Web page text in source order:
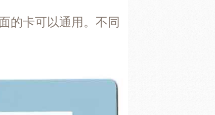
识别卡（驾驶人信息卡） - 顺
4分钟前
识别卡（驾驶人信息卡） - 顺
日送达）
的卡可以通用。不同